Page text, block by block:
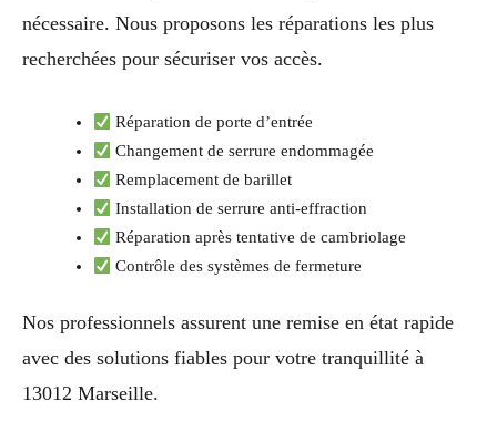
nécessaire. Nous proposons les réparations les plus
recherchées pour sécuriser vos accès.
Réparation de porte d’entrée
Changement de serrure endommagée
Remplacement de barillet
Installation de serrure anti-effraction
Réparation après tentative de cambriolage
Contrôle des systèmes de fermeture
Nos professionnels assurent une remise en état rapide
avec des solutions fiables pour votre tranquillité à
13012 Marseille.